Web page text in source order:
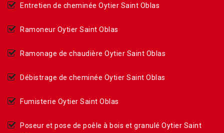
Entretien de cheminée Oytier Saint Oblas
Ramoneur Oytier Saint Oblas
Ramonage de chaudière Oytier Saint Oblas
Débistrage de cheminée Oytier Saint Oblas
Fumisterie Oytier Saint Oblas
Poseur et pose de poêle à bois et granulé Oytier Saint